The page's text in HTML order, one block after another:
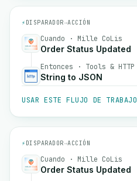
⚡ DISPARADOR→ACCIÓN
Cuando · Mille CoLis
Order Status Updated
Entonces · Tools & HTTP
String to JSON
USAR ESTE FLUJO DE TRABAJO
⚡ DISPARADOR→ACCIÓN
Cuando · Mille CoLis
Order Status Updated